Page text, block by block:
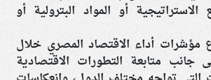
الاستراتيجية أو المواد البترولية أو
مؤشرات أداء الاقتصاد المصري خلال
جانب متابعة التطورات الاقتصادية